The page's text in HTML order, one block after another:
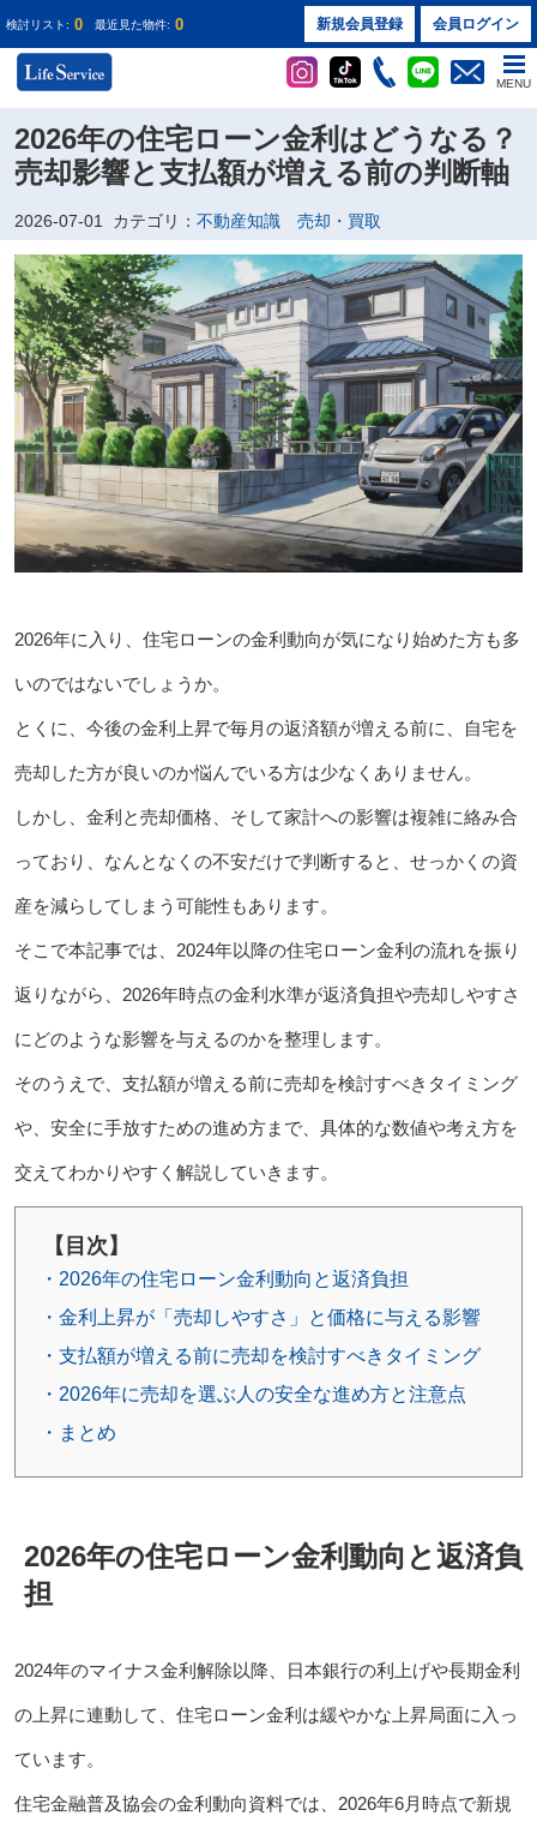
検討リスト: 0 最近見た物件: 0 新規会員登録 会員ログイン
MENU
2026年の住宅ローン金利はどうなる？
売却影響と支払額が増える前の判断軸
2026-07-01 カテゴリ： 不動産知識 売却・買取
2026年に入り、住宅ローンの金利動向が気になり始めた方も多
いのではないでしょうか。
とくに、今後の金利上昇で毎月の返済額が増える前に、自宅を
売却した方が良いのか悩んでいる方は少なくありません。
しかし、金利と売却価格、そして家計への影響は複雑に絡み合
っており、なんとなくの不安だけで判断すると、せっかくの資
産を減らしてしまう可能性もあります。
そこで本記事では、2024年以降の住宅ローン金利の流れを振り
返りながら、2026年時点の金利水準が返済負担や売却しやすさ
にどのような影響を与えるのかを整理します。
そのうえで、支払額が増える前に売却を検討すべきタイミング
や、安全に手放すための進め方まで、具体的な数値や考え方を
交えてわかりやすく解説していきます。
【目次】
・2026年の住宅ローン金利動向と返済負担
・金利上昇が「売却しやすさ」と価格に与える影響
・支払額が増える前に売却を検討すべきタイミング
・2026年に売却を選ぶ人の安全な進め方と注意点
・まとめ
2026年の住宅ローン金利動向と返済負
担
2024年のマイナス金利解除以降、日本銀行の利上げや長期金利
の上昇に連動して、住宅ローン金利は緩やかな上昇局面に入っ
ています。
住宅金融普及協会の金利動向資料では、2026年6月時点で新規